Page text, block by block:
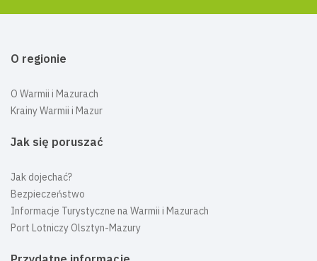
O regionie
O Warmii i Mazurach
Krainy Warmii i Mazur
Jak się poruszać
Jak dojechać?
Bezpieczeństwo
Informacje Turystyczne na Warmii i Mazurach
Port Lotniczy Olsztyn-Mazury